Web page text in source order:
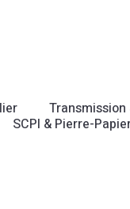
SCPI & Pierre-